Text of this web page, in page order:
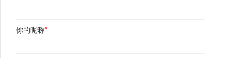
你的昵称*